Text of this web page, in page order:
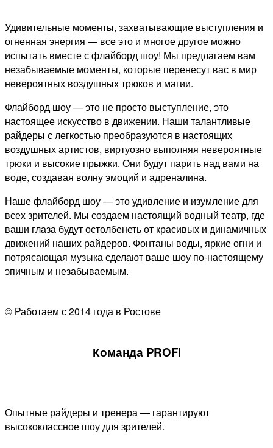
Удивительные моменты, захватывающие выступления и
огненная энергия — все это и многое другое можно
испытать вместе с флайборд шоу! Мы предлагаем вам
незабываемые моменты, которые перенесут вас в мир
невероятных воздушных трюков и магии.
Флайборд шоу — это не просто выступление, это
настоящее искусство в движении. Наши талантливые
райдеры с легкостью преобразуются в настоящих
воздушных артистов, виртуозно выполняя невероятные
трюки и высокие прыжки. Они будут парить над вами на
воде, создавая волну эмоций и адреналина.
Наше флайборд шоу — это удивление и изумление для
всех зрителей. Мы создаем настоящий водный театр, где
ваши глаза будут остолбенеть от красивых и динамичных
движений наших райдеров. Фонтаны воды, яркие огни и
потрясающая музыка сделают ваше шоу по-настоящему
эпичным и незабываемым.
© Работаем с 2014 года в Ростове
Команда PROFI
Опытные райдеры и тренера — гарантируют
высококлассное шоу для зрителей.